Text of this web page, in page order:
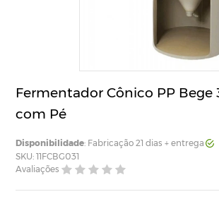
Fermentador Cônico PP Bege
com Pé
Disponibilidade: Fabricação 21 dias + entrega
SKU: 11FCBG031
Avaliações